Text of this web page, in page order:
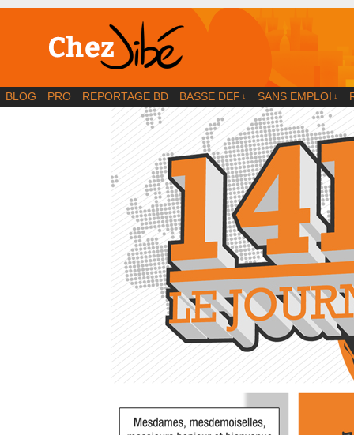
BD | Illustration | Blog
BLOG PRO REPORTAGE BD BASSE DEF ↓ SANS EMPLOI ↓